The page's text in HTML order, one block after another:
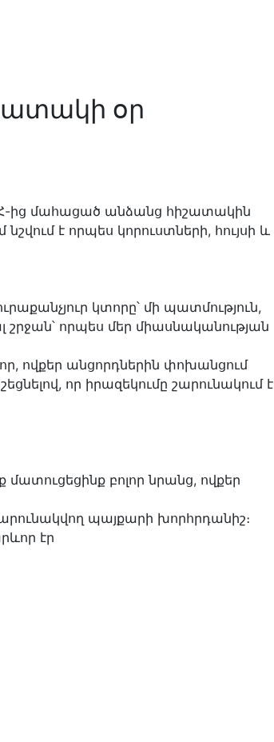
օր
ից մահացած անձանց հիշատակին
է որպես կորուստների, հույսի և
կտորը՝ մի պատմություն,
շրջան՝ որպես մեր միասնականության
ովքեր անցորդներին փոխանցում
որ իրազեկումը շարունակում է
բոլոր նրանց, ովքեր
պայքարի խորհրդանիշ։
էր